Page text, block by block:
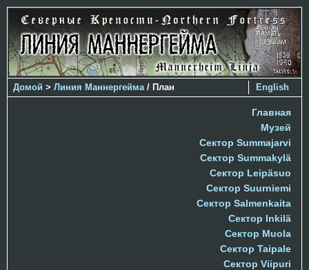
English
Домой > Линия Маннергейма / План
Главная
Музей
Сектор Summajarvi
Сектор Summakylä
Сектор Leipäsuo
Сектор Suurniemi
Сектор Salmenkaita
Сектор Inkilä
Сектор Muola
Сектор Taipale
Сектор Viipuri